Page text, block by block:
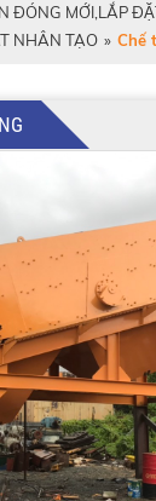
ĐÓNG MỚI,LẮP
NHÂN TẠO » Chế